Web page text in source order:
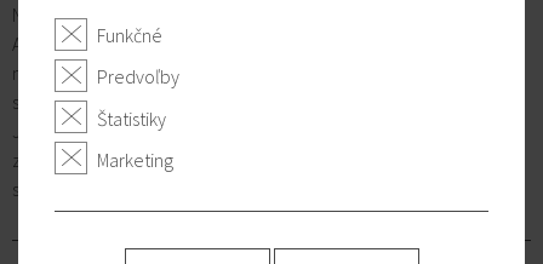
Náš projekt Zelená Lipa sa stal víťazom BIG SEE Architecture
Award 2026 v kategórii rezidenčných rekonštrukcií. Ocenenia
mapujú a vyzdvihujú najlepšiu architektúru a dizajn v regióne
strednej a juhovýchodnej Európy.
Je to pre nás veľká pocta aj potvrdenie, že poctivá práca má
zmysel. Viac o našom víťaznom projekte v Dolnom Kubíne a
samotnom ocenení nájdete tu:
Funkčné
Predvoľby
Štatistiky
Marketing